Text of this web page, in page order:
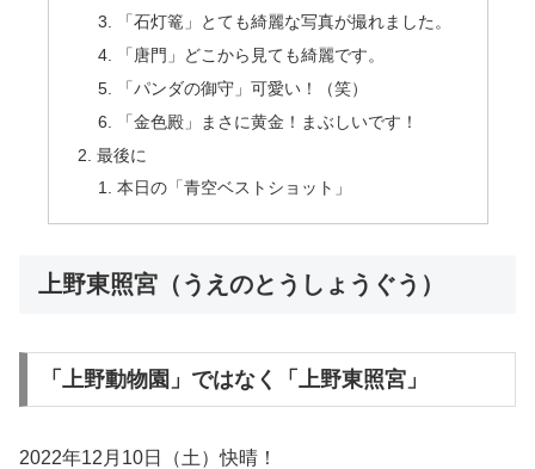
「石灯篭」とても綺麗な写真が撮れました。
「唐門」どこから見ても綺麗です。
「パンダの御守」可愛い！（笑）
「金色殿」まさに黄金！まぶしいです！
最後に
本日の「青空ベストショット」
上野東照宮（うえのとうしょうぐう）
「上野動物園」ではなく「上野東照宮」
2022年12月10日（土）快晴！